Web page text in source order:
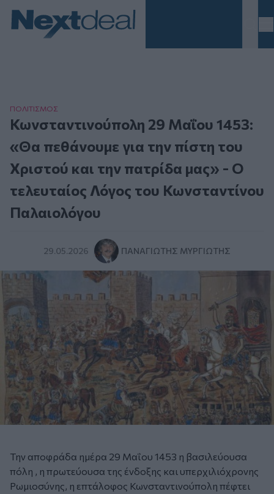
ΠΟΛΙΤΙΣΜΟΣ
Κωνσταντινούπολη 29 Μαΐου 1453:
«Θα πεθάνουμε για την πίστη του
Χριστού και την πατρίδα μας» - Ο
τελευταίος Λόγος του Κωνσταντίνου
Παλαιολόγου
29.05.2026 ΠΑΝΑΓΙΏΤΗΣ ΜΥΡΓΙΏΤΗΣ
Την αποφράδα ημέρα 29 Μαΐου 1453 η βασιλεύουσα
πόλη , η πρωτεύουσα της ένδοξης και υπερχιλιόχρονης
Ρωμιοσύνης, η επτάλοφος Κωνσταντινούπολη πέφτει